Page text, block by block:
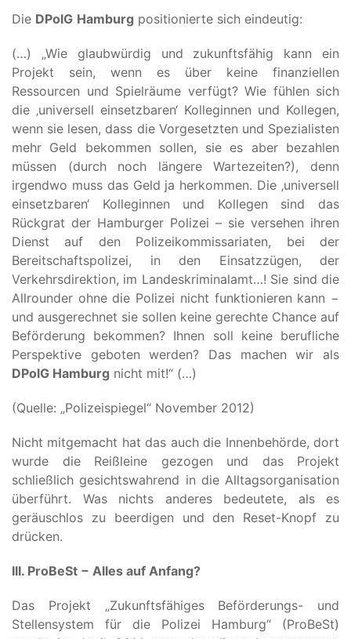
Die DPolG Hamburg positionierte sich eindeutig:
(…) „Wie glaubwürdig und zukunftsfähig kann ein
Projekt sein, wenn es über keine finanziellen
Ressourcen und Spielräume verfügt? Wie fühlen sich
die ‚universell einsetzbaren‘ Kolleginnen und Kollegen,
wenn sie lesen, dass die Vorgesetzten und Spezialisten
mehr Geld bekommen sollen, sie es aber bezahlen
müssen (durch noch längere Wartezeiten?), denn
irgendwo muss das Geld ja herkommen. Die ‚universell
einsetzbaren‘ Kolleginnen und Kollegen sind das
Rückgrat der Hamburger Polizei – sie versehen ihren
Dienst auf den Polizeikommissariaten, bei der
Bereitschaftspolizei, in den Einsatzzügen, der
Verkehrsdirektion, im Landeskriminalamt…! Sie sind die
Allrounder ohne die Polizei nicht funktionieren kann −
und ausgerechnet sie sollen keine gerechte Chance auf
Beförderung bekommen? Ihnen soll keine berufliche
Perspektive geboten werden? Das machen wir als
DPolG Hamburg nicht mit!“ (…)
(Quelle: „Polizeispiegel“ November 2012)
Nicht mitgemacht hat das auch die Innenbehörde, dort
wurde die Reißleine gezogen und das Projekt
schließlich gesichtswahrend in die Alltagsorganisation
überführt. Was nichts anderes bedeutete, als es
geräuschlos zu beerdigen und den Reset-Knopf zu
drücken.
III. ProBeSt − Alles auf Anfang?
Das Projekt „Zukunftsfähiges Beförderungs- und
Stellensystem für die Polizei Hamburg“ (ProBeSt)